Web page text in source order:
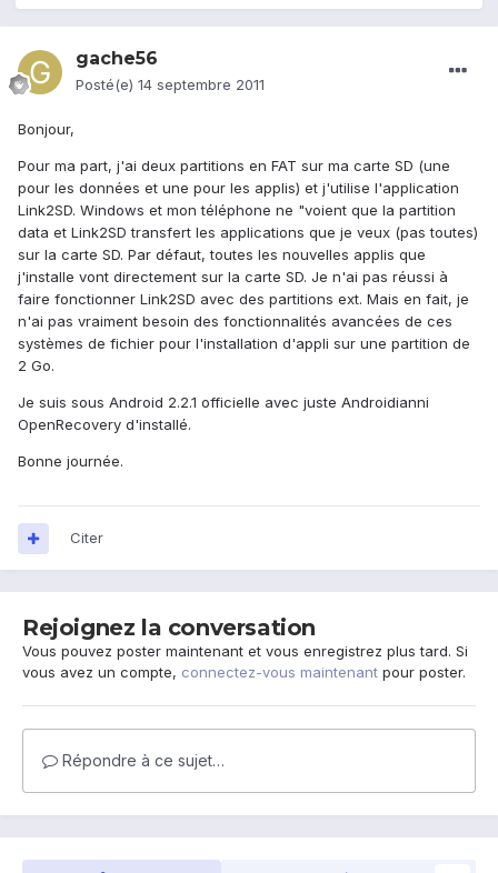
gache56
Posté(e) 14 septembre 2011
Bonjour,
Pour ma part, j'ai deux partitions en FAT sur ma carte SD (une
pour les données et une pour les applis) et j'utilise l'application
Link2SD. Windows et mon téléphone ne "voient que la partition
data et Link2SD transfert les applications que je veux (pas toutes)
sur la carte SD. Par défaut, toutes les nouvelles applis que
j'installe vont directement sur la carte SD. Je n'ai pas réussi à
faire fonctionner Link2SD avec des partitions ext. Mais en fait, je
n'ai pas vraiment besoin des fonctionnalités avancées de ces
systèmes de fichier pour l'installation d'appli sur une partition de
2 Go.
Je suis sous Android 2.2.1 officielle avec juste Androidianni
OpenRecovery d'installé.
Bonne journée.
Citer
Rejoignez la conversation
Vous pouvez poster maintenant et vous enregistrez plus tard. Si
vous avez un compte, connectez-vous maintenant pour poster.
Répondre à ce sujet…